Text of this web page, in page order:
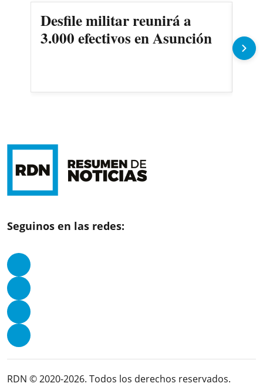
Desfile militar reunirá a
3.000 efectivos en Asunción
Seguinos en las redes:
RDN © 2020-2026. Todos los derechos reservados.